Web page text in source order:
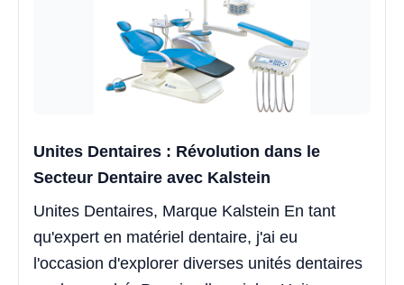
Unites Dentaires : Révolution dans le
Secteur Dentaire avec Kalstein
Unites Dentaires, Marque Kalstein En tant
qu'expert en matériel dentaire, j'ai eu
l'occasion d'explorer diverses unités dentaires